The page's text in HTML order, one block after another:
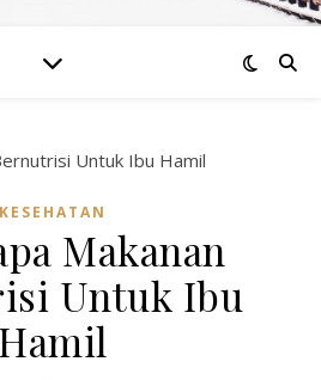
KESEHATAN
Makanan
Untuk Ibu
Hamil